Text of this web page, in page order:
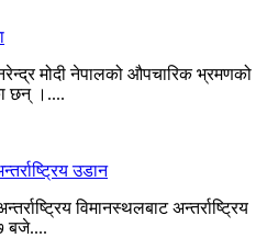
मोदी नेपालको औपचारिक भ्रमणको
छन् ।....
उडान
विमानस्थलबाट अन्तर्राष्ट्रिय
बजे....